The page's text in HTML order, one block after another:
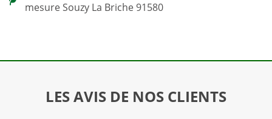
mesure Souzy La Briche 91580
LES AVIS DE NOS CLIENTS